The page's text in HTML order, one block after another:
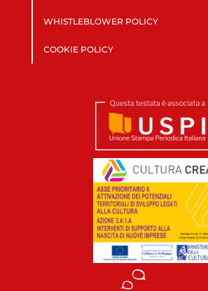
WHISTLEBLOWER POLICY
COOKIE POLICY